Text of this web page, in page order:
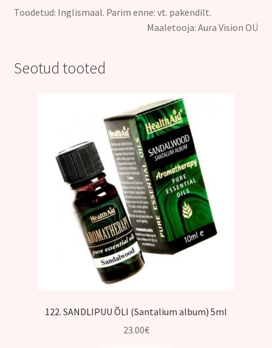
Toodetud: Inglismaal. Parim enne: vt. pakendilt.
Maaletooja: Aura Vision OÜ
Seotud tooted
122. SANDLIPUU ÕLI (Santalium album) 5ml
23.00€